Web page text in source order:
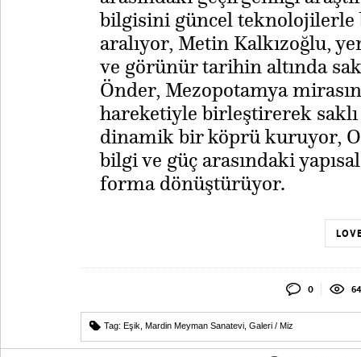
bilgisini güncel
aralıyor, Metin Kalkızoğlu,
ve görünür tarihin altında
Önder, Mezopotamya
hareketiyle birleştirerek
dinamik bir köprü kuruyor,
bilgi ve güç arasındaki
forma dönüştürüyor.
0
Tag: Eşik Mardin Meyman Sanatevi Galeri / Miz